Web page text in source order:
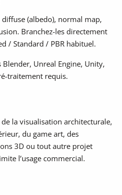
(albedo), normal map,
Branchez-les directement
/ Standard / PBR habituel.
Unreal Engine, Unity,
traitement requis.
la visualisation architecturale,
du game art, des
3D ou tout autre projet
l’usage commercial.